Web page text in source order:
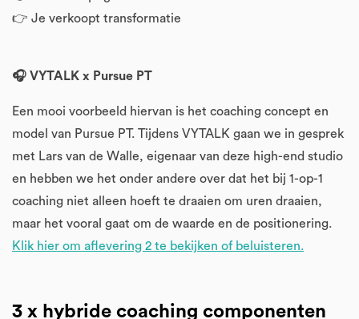
👉 Je verkoopt transformatie
🎧 VYTALK x Pursue PT
Een mooi voorbeeld hiervan is het coaching concept en
model van Pursue PT. Tijdens VYTALK gaan we in gesprek
met Lars van de Walle, eigenaar van deze high-end studio
en hebben we het onder andere over dat het bij 1-op-1
coaching niet alleen hoeft te draaien om uren draaien,
maar het vooral gaat om de waarde en de positionering.
Klik hier om aflevering 2 te bekijken of beluisteren.
3 x hybride coaching componenten